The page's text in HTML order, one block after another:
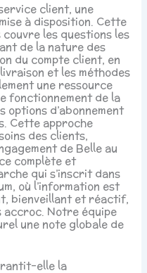
client, une
à disposition. Cette
les questions les
de la nature des
du compte client, en
et les méthodes
une ressource
fonctionnement de la
d’abonnement
Cette approche
des clients,
de Belle au
complète et
qui s’inscrit dans
où l’information est
bienveillant et réactif,
accroc. Notre équipe
une note globale de
elle la